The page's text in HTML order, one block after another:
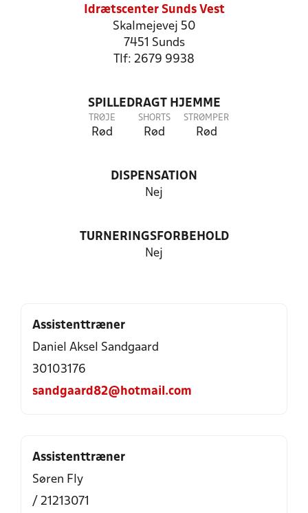
Idrætscenter Sunds Vest
Skalmejevej 50
7451 Sunds
Tlf: 2679 9938
SPILLEDRAGT HJEMME
TRØJE
Rød
SHORTS
Rød
STRØMPER
Rød
DISPENSATION
Nej
TURNERINGSFORBEHOLD
Nej
Assistenttræner
Daniel Aksel Sandgaard
30103176
sandgaard82@hotmail.com
Assistenttræner
Søren Fly
/ 21213071